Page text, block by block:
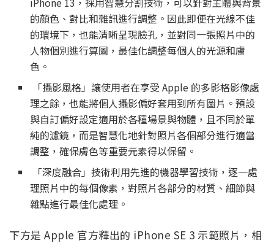
的顏色、對比和雜訊進行調整。因此即便在光線不佳
的環境下，也能清晰呈現臉孔，並對同一張照片中的
人物個別進行算圖，最佳化調整每個人的光源和膚
色。
「攝影風格」讓使用者在享受 Apple 的多影格影像處
理之餘，也能將個人攝影偏好套用到所有圖片。預設
與自訂偏好設定適用於各種場景與物體，且不同於單
純的濾鏡，而是智慧化地針對照片各個部分進行適當
調整，確保膚色等重要元素得以保留。
「深度融合」技術利用先進的機器學習技術，逐一處
理照片中的每個像素，對照片各部分的材質、細節與
雜點進行最佳化處理。
下方是 Apple 官方釋出的 iPhone SE 3 示範照片，相